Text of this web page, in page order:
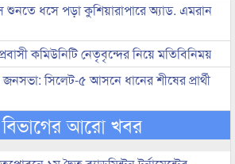
শুনতে ধসে পড়া কুশিয়ারাপারে অ্যাড. এমরান
কমিউনিটি নেতৃবৃন্দের নিয়ে মতিবিনিময়
সিলেট-৫ আসনে ধানের শীষের প্রার্থী
আরো খবর